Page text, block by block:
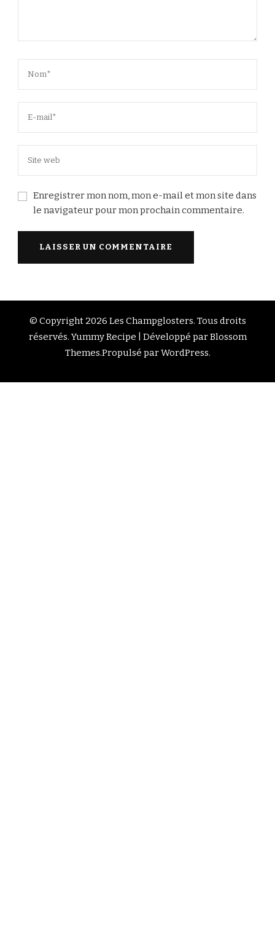
Enregistrer mon nom, mon e-mail et mon site dans
le navigateur pour mon prochain commentaire.
© Copyright 2026 Les Champglosters. Tous droits
réservés.Yummy Recipe | Développé parBlossom
Themes.Propulsé parWordPress.